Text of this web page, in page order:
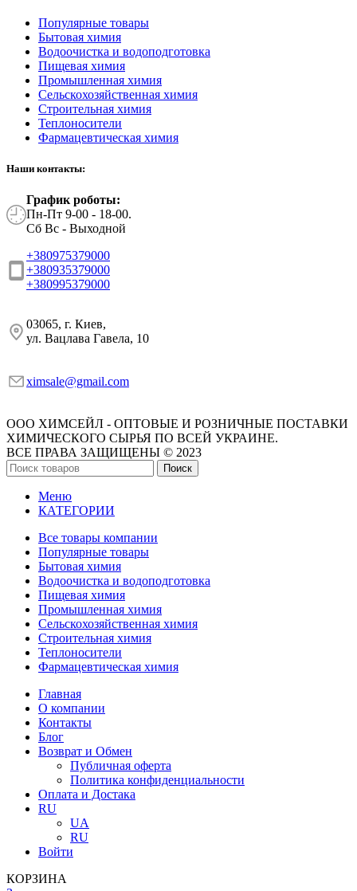
Популярные товары
Бытовая химия
Водоочистка и водоподготовка
Пищевая химия
Промышленная химия
Сельскохозяйственная химия
Строительная химия
Теплоносители
Фармацевтическая химия
Наши контакты:
График роботы:
Пн-Пт 9-00 - 18-00.
Сб Вс - Выходной
+380975379000
+380935379000
+380995379000
03065, г. Киев,
ул. Вацлава Гавела, 10
ximsale@gmail.com
ООО ХИМСЕЙЛ - ОПТОВЫЕ И РОЗНИЧНЫЕ ПОСТАВКИ
ХИМИЧЕСКОГО СЫРЬЯ ПО ВСЕЙ УКРАИНЕ.
ВСЕ ПРАВА ЗАЩИЩЕНЫ © 2023
Поиск
Меню
КАТЕГОРИИ
Все товары компании
Популярные товары
Бытовая химия
Водоочистка и водоподготовка
Пищевая химия
Промышленная химия
Сельскохозяйственная химия
Строительная химия
Теплоносители
Фармацевтическая химия
Главная
О компании
Контакты
Блог
Возврат и Обмен
Публичная оферта
Политика конфиденциальности
Оплата и Достака
RU
UA
RU
Войти
КОРЗИНА